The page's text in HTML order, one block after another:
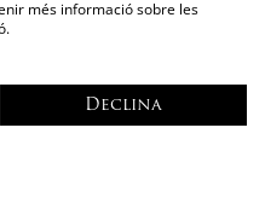
Tast
la cistella
més informació sobre les
Declina